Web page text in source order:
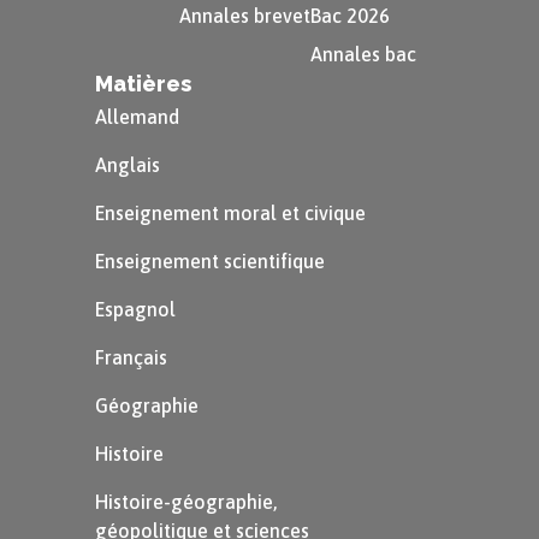
départements suivant :
À partir du tableau croisé d’effectifs obtenu à la
question1, répondre aux questions suivantes.
Annales brevetBac 2026
Annales bac
Matières
Allemand
Anglais
Enseignement moral et civique
Enseignement scientifique
Espagnol
Français
Géographie
Histoire
Histoire-géographie,
géopolitique et sciences